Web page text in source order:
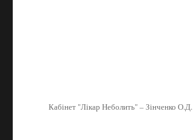
Кабінет "Лікар Неболить" – Зінченко О.Д.